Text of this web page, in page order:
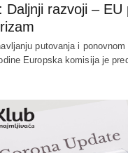
Daljnji razvoji – EU
putovanja i
Europska komisija je